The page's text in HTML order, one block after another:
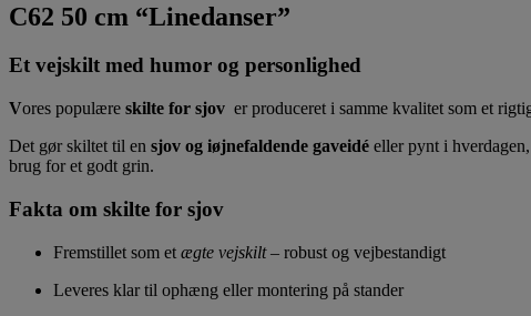
C62 50 cm “Linedanser”
Et vejskilt med humor og personlighed
Vores populære skilte for sjov er produceret i samme kvalitet som et
Det gør skiltet til en sjov og iøjnefaldende gaveidé eller pynt i
brug for et godt grin.
Fakta om skilte for sjov
Fremstillet som et ægte vejskilt– robust og vejbestandigt
Leveres klar til ophæng eller montering på stander